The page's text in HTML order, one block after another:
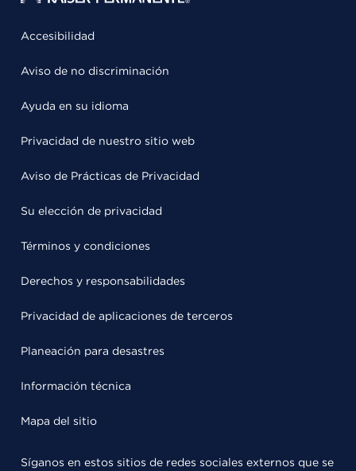
Accesibilidad
Aviso de no discriminación
Ayuda en su idioma
Privacidad de nuestro sitio web
Aviso de Prácticas de Privacidad
Su elección de privacidad
Términos y condiciones
Derechos y responsabilidades
Privacidad de aplicaciones de terceros
Planeación para desastres
Información técnica
Mapa del sitio
Síganos en estos sitios de redes sociales externos que se